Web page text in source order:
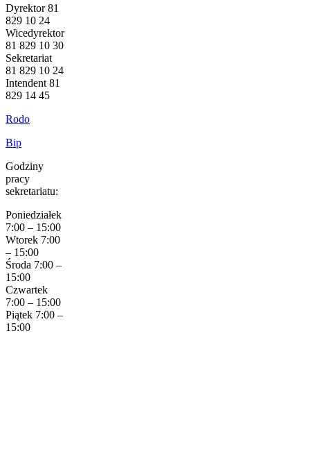
Dyrektor 81
829 10 24
Wicedyrektor
81 829 10 30
Sekretariat
81 829 10 24
Intendent 81
829 14 45
Rodo
Bip
Godziny
pracy
sekretariatu:
Poniedziałek
7:00 – 15:00
Wtorek 7:00
– 15:00
Środa 7:00 –
15:00
Czwartek
7:00 – 15:00
Piątek 7:00 –
15:00